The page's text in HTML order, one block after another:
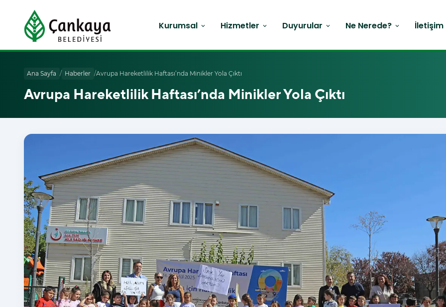
Kurumsal expand_more Hizmetler expand_more Duyurular expand_more Ne Nerede? expand_more İletişim
Ana Sayfa / Haberler /Avrupa Hareketlilik Haftası’nda Minikler Yola Çıktı
Avrupa Hareketlilik Haftası’nda Minikler Yola Çıktı